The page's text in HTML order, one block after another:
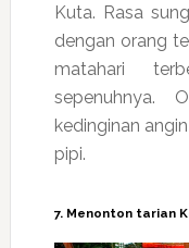
Kuta. Rasa
dengan orang
matahari
sepenuhnya.
kedinginan
pipi.
7. Menonton tarian